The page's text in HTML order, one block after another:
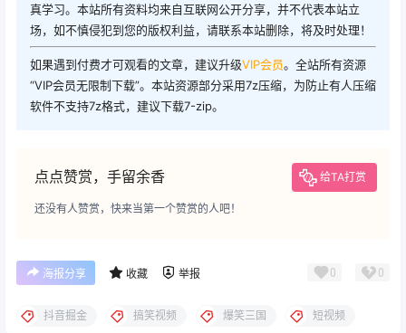
真学习。本站所有资料均来自互联网公开分享，并不代表本站立
场，如不慎侵犯到您的版权利益，请联系本站删除，将及时处理！
如果遇到付费才可观看的文章，建议升级VIP会员。全站所有资源
“VIP会员无限制下载”。本站资源部分采用7z压缩，为防止有人压缩
软件不支持7z格式，建议下载7-zip。
点点赞赏，手留余香 给TA打赏
还没有人赞赏，快来当第一个赞赏的人吧！
海报分享 收藏 举报 0 0
抖音掘金 搞笑视频 爆笑三国 短视频